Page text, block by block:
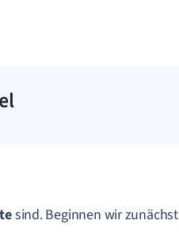
sind. Beginnen wir zunächst